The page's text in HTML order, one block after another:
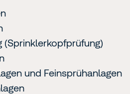
(Sprinklerkopfprüfung)
und Feinsprühanlagen